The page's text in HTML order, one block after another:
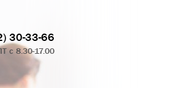
30-33-66
с 8.30-17.00